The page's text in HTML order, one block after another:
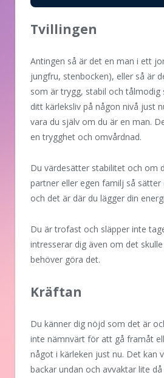
Tvillingen
Antingen så är det en man i ett
jungfru, stenbocken), eller så är
som är trygg, stabil och tålmodig
ditt kärleksliv på någon nivå just
vara du själv om du är en man.
en trygghet och omvårdnad.
Du värdesätter stabilitet och om
partner eller egen familj så
och det är där du lägger din
Du är trofast och släpper inte
intresserar dig även om det
behöver göra det.
Kräftan
Du känner dig nöjd som det är
inte nämnvärt för att gå framåt
något i kärleken just nu. Det kan
backar undan och avvaktar lite